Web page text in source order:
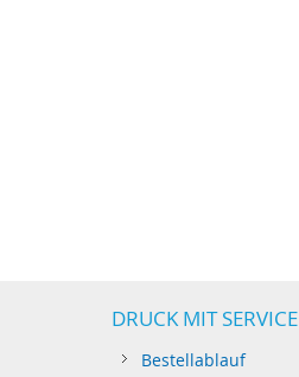
DRUCK MIT SERVICE
Bestellablauf